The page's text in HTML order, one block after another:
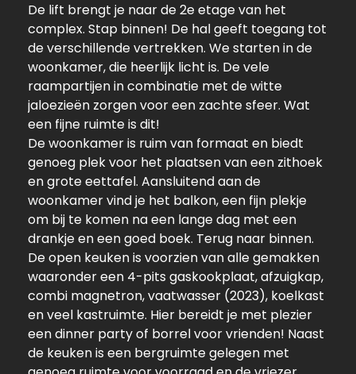
De lift brengt je naar de 2e etage van het
complex. Stap binnen! De hal geeft toegang tot
de verschillende vertrekken. We starten in de
woonkamer, die heerlijk licht is. De vele
raampartijen in combinatie met de witte
jaloezieën zorgen voor een zachte sfeer. Wat
een fijne ruimte is dit!
De woonkamer is ruim van formaat en biedt
genoeg plek voor het plaatsen van een zithoek
en grote eettafel. Aansluitend aan de
woonkamer vind je het balkon, een fijn plekje
om bij te komen na een lange dag met een
drankje en een goed boek. Terug naar binnen.
De open keuken is voorzien van alle gemakken
waaronder een 4-pits gaskookplaat, afzuigkap,
combi magnetron, vaatwasser (2023), koelkast
en veel kastruimte. Hier bereidt je met plezier
een dinner party of borrel voor vrienden! Naast
de keuken is een bergruimte gelegen met